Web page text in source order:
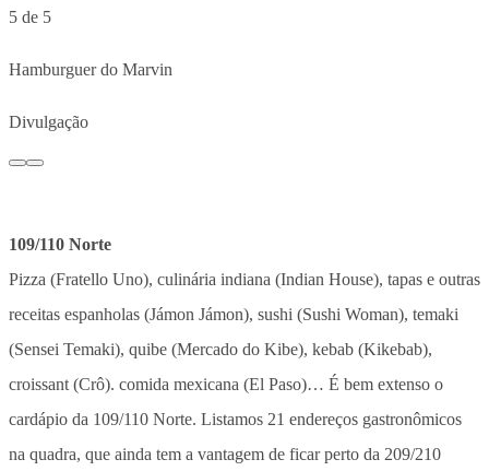
5 de 5
Hamburguer do Marvin
Divulgação
109/110 Norte
Pizza (Fratello Uno), culinária indiana (Indian House), tapas e outras
receitas espanholas (Jámon Jámon), sushi (Sushi Woman), temaki
(Sensei Temaki), quibe (Mercado do Kibe), kebab (Kikebab),
croissant (Crô). comida mexicana (El Paso)… É bem extenso o
cardápio da 109/110 Norte. Listamos 21 endereços gastronômicos
na quadra, que ainda tem a vantagem de ficar perto da 209/210